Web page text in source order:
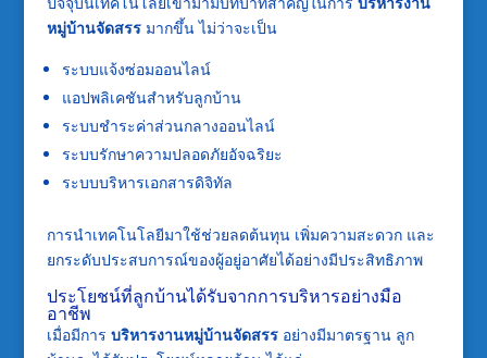
หมู่บ้านจัดสรรมากขึ้น ไม่ว่าจะเป็น
ระบบแจ้งซ่อมออนไลน์
แอปพลิเคชันสำหรับลูกบ้าน
ระบบชำระค่าส่วนกลางออนไลน์
ระบบรักษาความปลอดภัยอัจฉริยะ
ระบบบริหารเอกสารดิจิทัล
การนำเทคโนโลยีมาใช้ช่วยลดต้นทุน เพิ่มความสะดวก และ
ยกระดับประสบการณ์ของผู้อยู่อาศัยได้อย่างมีประสิทธิภาพ
ประโยชน์ที่ลูกบ้านได้รับจากการบริหารอย่างมือ
อาชีพ
เมื่อมีการ บริหารงานหมู่บ้านจัดสรรอย่างมีมาตรฐาน ลูก